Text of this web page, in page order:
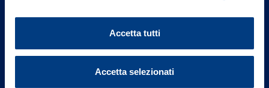
Accetta tutti
Accetta selezionati